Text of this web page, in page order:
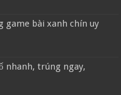
game bài xanh chín uy
nhanh, trúng ngay,